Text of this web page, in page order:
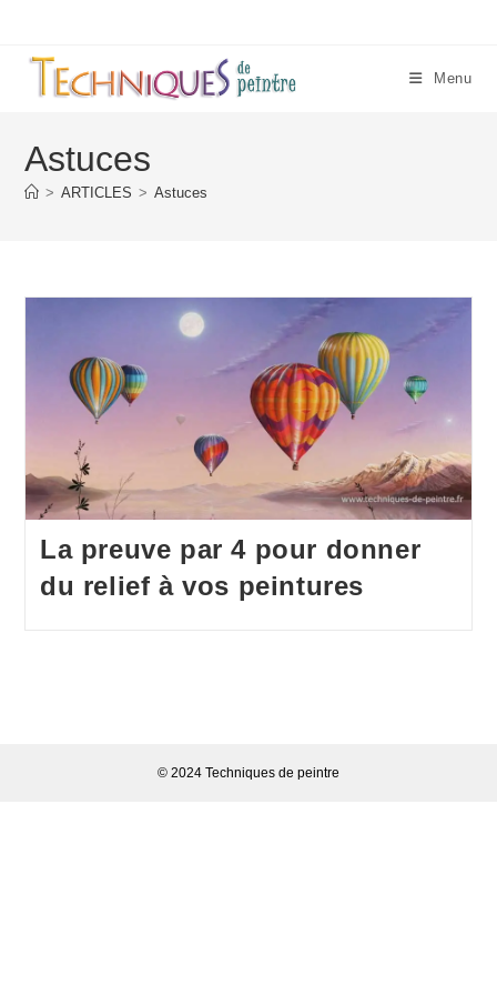
content
Menu
Astuces
> ARTICLES > Astuces
La preuve par 4 pour donner
du relief à vos peintures
© 2024 Techniques de peintre